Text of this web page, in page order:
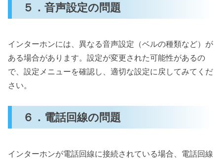
５．音声設定の問題
インターホンには、異なる音声設定（ベルの種類など）が
ある場合があります。設定が変更された可能性があるの
で、設定メニューを確認し、適切な設定に戻してみてくだ
さい。
６．電話回線の問題
インターホンが電話回線に接続されている場合、電話回線